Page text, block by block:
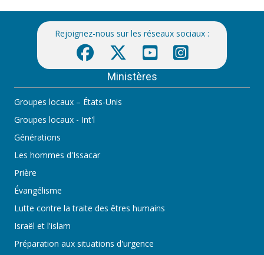
Rejoignez-nous sur les réseaux sociaux :
Ministères
Groupes locaux – États-Unis
Groupes locaux - Int'l
Générations
Les hommes d'Issacar
Prière
Évangélisme
Lutte contre la traite des êtres humains
Israël et l'islam
Préparation aux situations d'urgence